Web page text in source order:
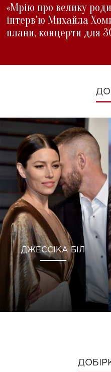
«Мрію про велику
інтерв'ю Михайла
плани, концерти для
ДЖЕССІКА БІЛ